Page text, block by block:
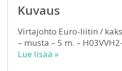
Kuvaus
Virtajohto Euro-liitin /
– musta – 5 m. –
Lue lisää »